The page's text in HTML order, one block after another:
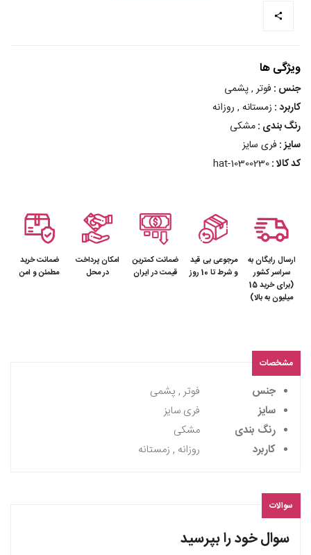
ویژگی ها
جنس : فوتر , پشمی
کاربرد : زمستانه , روزانه
رنگ بندی :مشکی
سایز : فری سایز
کد کالا :hat-10300230
ارسال رایگان به
سراسر کشور
(برای خرید 15
میلیون به بالا)
مرجوعی بی قید
و شرط تا 10 روز
ضمانت کمترین
قیمت در ایران
امکان پرداخت
در محل
ضمانت خرید
مطمئن و امن
مشخصات
جنس
فوتر , پشمی
سایز
فری سایز
رنگ بندی
مشکی
کاربرد
روزانه , زمستانه
سوالات
سوال خود را بپرسید